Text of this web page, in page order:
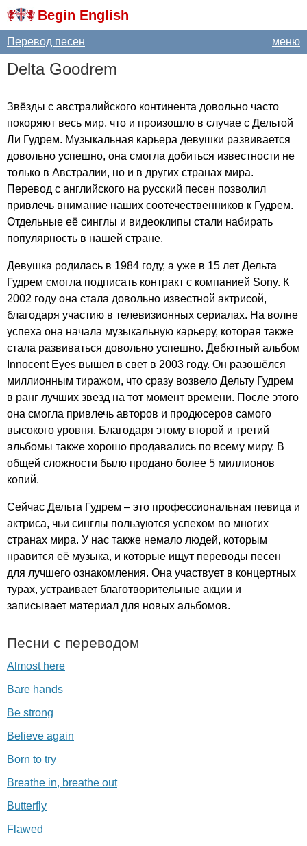
Begin English
меню
Перевод песен
Delta Goodrem
Звёзды с австралийского континента довольно часто
покоряют весь мир, что и произошло в случае с Дельтой
Ли Гудрем. Музыкальная карьера девушки развивается
довольно успешно, она смогла добиться известности не
только в Австралии, но и в других странах мира.
Перевод с английского на русский песен позволил
привлечь внимание наших соотечественников к Гудрем.
Отдельные её синглы и видеоклипы стали набирать
популярность в нашей стране.
Девушка родилась в 1984 году, а уже в 15 лет Дельта
Гудрем смогла подписать контракт с компанией Sony. К
2002 году она стала довольно известной актрисой,
благодаря участию в телевизионных сериалах. На волне
успеха она начала музыкальную карьеру, которая также
стала развиваться довольно успешно. Дебютный альбом
Innocent Eyes вышел в свет в 2003 году. Он разошёлся
миллионным тиражом, что сразу возвело Дельту Гудрем
в ранг лучших звезд на тот момент времени. После этого
она смогла привлечь авторов и продюсеров самого
высокого уровня. Благодаря этому второй и третий
альбомы также хорошо продавались по всему миру. В
общей сложности было продано более 5 миллионов
копий.
Сейчас Дельта Гудрем – это профессиональная певица и
актриса, чьи синглы пользуются успехом во многих
странах мира. У нас также немало людей, которым
нравится её музыка, и которые ищут переводы песен
для лучшего ознакомления. Она участвует в концертных
турах, устраивает благотворительные акции и
записывает материал для новых альбомов.
Песни с переводом
Almost here
Bare hands
Be strong
Believe again
Born to try
Breathe in, breathe out
Butterfly
Flawed